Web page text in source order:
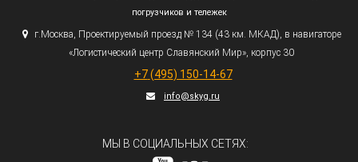
погрузчиков и тележек
г.Москва, Проектируемый проезд № 134 (43км. МКАД), в навигаторе
«Логистический центр Славянский Мир», корпус 30
+7 (495) 150-14-67
info@skyg.ru
МЫ В СОЦИАЛЬНЫХ СЕТЯХ: